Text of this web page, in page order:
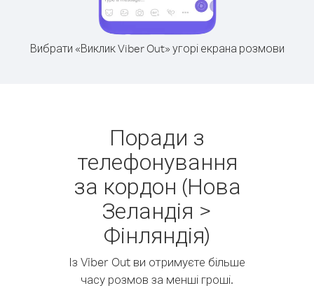
Вибрати «Виклик Viber Out» угорі екрана розмови
Поради з
телефонування
за кордон (Нова
Зеландія >
Фінляндія)
Із Viber Out ви отримуєте більше
часу розмов за менші гроші.